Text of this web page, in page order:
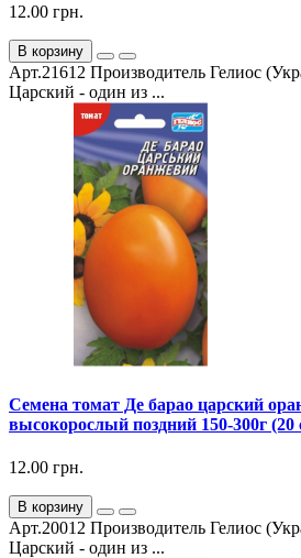
12.00 грн.
В корзину
Арт.21612 Производитель Гелиос
Царский - один из ...
Семена томат Де барао царский
высокорослый поздний 150-300г (20
12.00 грн.
В корзину
Арт.20012 Производитель Гелиос
Царский - один из ...